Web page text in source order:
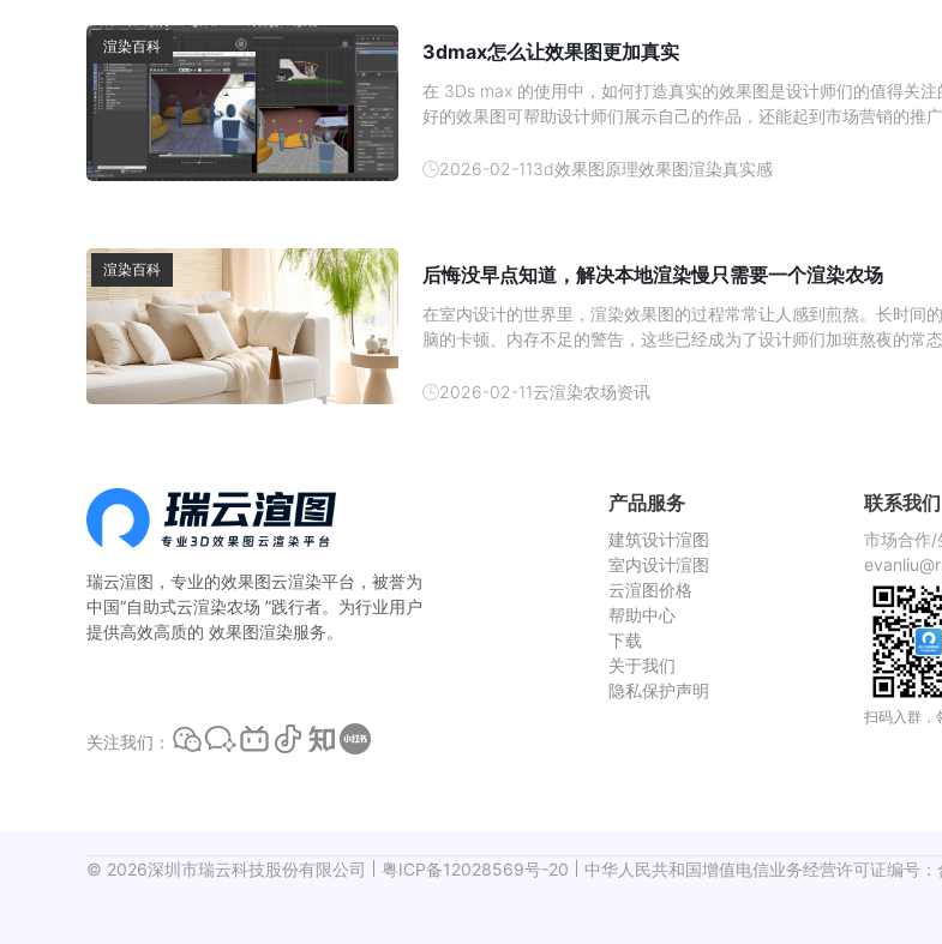
渲染百科 3dmax怎么让效果图更加真实
在 3Ds max 的使用中，如何打造真实的效果图是设计师们的值得关注
好的效果图可帮助设计师们展示自己的作品，还能起到市场营销的推广
吧。1、 材质与纹理的雕琢材质类型：依据物体特性选材质，如金属用
2026-02-113d效果图原理效果图渲染真实感
渲染百科 后悔没早点知道，解决本地渲染慢只需要一个渲染农场
在室内设计的世界里，渲染效果图的过程常常让人感到煎熬。长时间
脑的卡顿、内存不足的警告，这些已经成为了设计师们加班熬夜的常态
云渲染农场——瑞云渲图，它不仅解决了本地渲染慢的问题，而且价
2026-02-11云渲染农场资讯
瑞云渲图，专业的效果图云渲染平台 ，被誉为
中国“自助式云渲染农场 ”践行者。为行业用户
提供高效高质的 效果图渲染服务。
关注我们：
产品服务
建筑设计渲图
室内设计渲图
云渲图价格
帮助中心
下载
关于我们
隐私保护声明
联系我们
市场合作/
扫码入群，
© 2026深圳市瑞云科技股份有限公司 粤ICP备12028569号-20 中华人民共和国增值电信业务经营许可证编号